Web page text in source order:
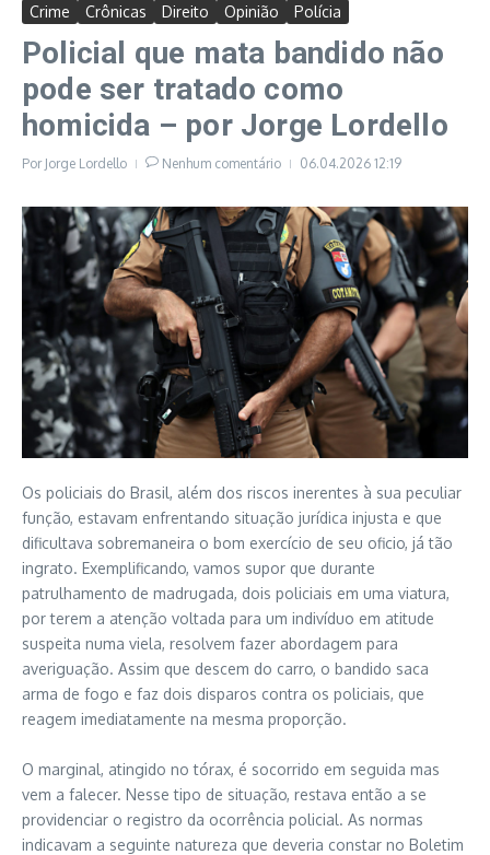
Crime Crônicas Direito Opinião Polícia
Policial que mata bandido não
pode ser tratado como
homicida – por Jorge Lordello
Por Jorge Lordello Nenhum comentário 06.04.2026 12:19
Os policiais do Brasil, além dos riscos inerentes à sua peculiar
função, estavam enfrentando situação jurídica injusta e que
dificultava sobremaneira o bom exercício de seu oficio, já tão
ingrato. Exemplificando, vamos supor que durante
patrulhamento de madrugada, dois policiais em uma viatura,
por terem a atenção voltada para um indivíduo em atitude
suspeita numa viela, resolvem fazer abordagem para
averiguação. Assim que descem do carro, o bandido saca
arma de fogo e faz dois disparos contra os policiais, que
reagem imediatamente na mesma proporção.
O marginal, atingido no tórax, é socorrido em seguida mas
vem a falecer. Nesse tipo de situação, restava então a se
providenciar o registro da ocorrência policial. As normas
indicavam a seguinte natureza que deveria constar no Boletim